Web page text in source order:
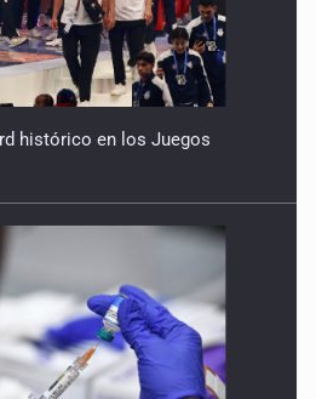
histórico en los Juegos